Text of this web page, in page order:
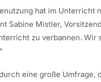
hat im
Sabine Mistler,
zu verbannen.
eine große Umfrage,